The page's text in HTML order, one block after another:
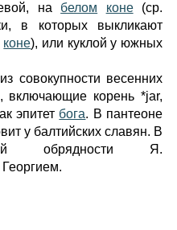
на белом коне(ср.
в которых выкликают
коне), или куклой у южных
совокупности весенних
включающие корень *jar,
эпитет бога. В пантеоне
у балтийских славян. В
обрядности Я.